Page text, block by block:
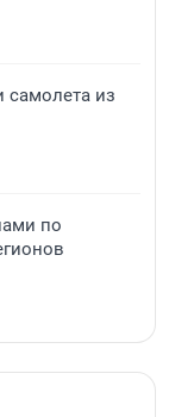
самолета из
по